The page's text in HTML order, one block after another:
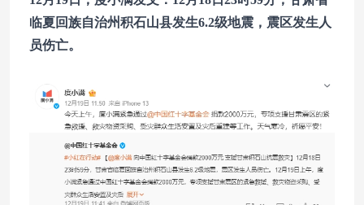
临夏回族自治州积石山县发生6.2级地震，震区发生人
员伤亡。